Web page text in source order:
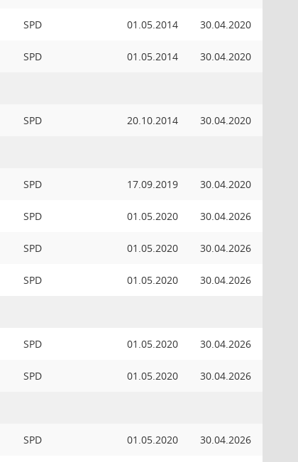
SPD 01.05.2014 30.04.2020
SPD 01.05.2014 30.04.2020
SPD 20.10.2014 30.04.2020
SPD 17.09.2019 30.04.2020
SPD 01.05.2020 30.04.2026
SPD 01.05.2020 30.04.2026
SPD 01.05.2020 30.04.2026
SPD 01.05.2020 30.04.2026
SPD 01.05.2020 30.04.2026
SPD 01.05.2020 30.04.2026